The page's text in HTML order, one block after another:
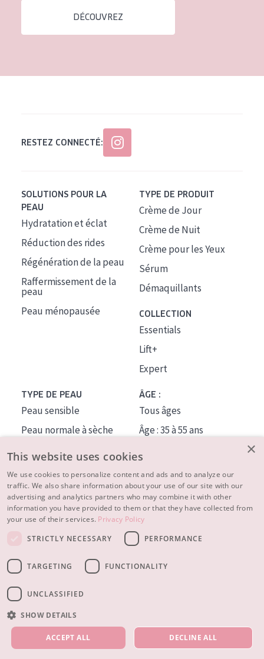
NOS PRODUITS
DÉCOUVREZ
RESTEZ CONNECTÉ:
SOLUTIONS POUR LA
PEAU
Hydratation et éclat
Réduction des rides
Régénération de la peau
Raffermissement de la
peau
Peau ménopausée
TYPE DE PRODUIT
Crème de Jour
Crème de Nuit
Crème pour les Yeux
Sérum
Démaquillants
COLLECTION
Essentials
Lift+
Expert
TYPE DE PEAU
Peau sensible
Peau normale à sèche
Peau mixte ou grasse
Peau mature
Peau ménopausée
ÂGE :
Tous âges
Âge : 35 à 55 ans
À PROPOS
CONSEILS BEAUTÉ
×
This website uses cookies
We use cookies to personalize content and ads and to analyze our
traffic. We also share information about your use of our site with our
advertising and analytics partners who may combine it with other
information you have provided to them or that they have collected from
your use of their services. Privacy Policy
STRICTLY NECESSARY
PERFORMANCE
TARGETING FUNCTIONALITY
UNCLASSIFIED
SHOW DETAILS
ACCEPT ALL DECLINE ALL